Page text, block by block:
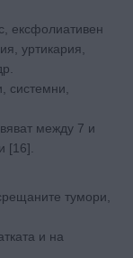
ексфолиативен
уртикария,
системни,
между 7 и
[16].
тумори,
и на